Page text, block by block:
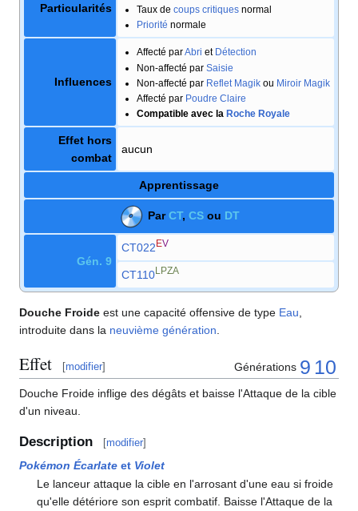
Particularités
Taux de coups critiquesnormal
Priorité normale
Influences
Affecté parAbri et Détection
Non-affecté par Saisie
Non-affecté par Reflet Magikou Miroir Magik
Affecté par Poudre Claire
Compatible avec la Roche Royale
Effet hors
combat
aucun
Apprentissage
ParCT, CSou DT
Gén. 9
CT022 EV
CT110 LPZA
Douche Froide est une capacité offensive de type Eau
introduite dans la neuvième génération
Effet [modifier] Générations 9 10
Douche Froide inflige des dégâts et baisse l'Attaque de la cible
d'un niveau.
Description [modifier]
Pokémon Écarlate et Violet
Le lanceur attaque la cible en l'arrosant d'une eau si froide
qu'elle détériore son esprit combatif. Baisse l'Attaque de la